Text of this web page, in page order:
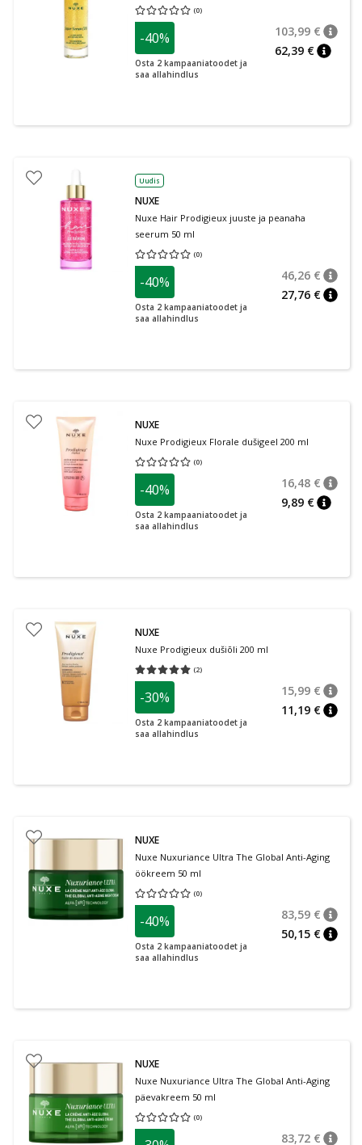
(0)
Keskmine hinnang 0.00
-40%
Osta 2 kampaaniatoodet ja
saa allahindlus
103,99 €
62,39 €
Uudis
NUXE
Nuxe Hair Prodigieux juuste ja peanaha
seerum 50 ml
(0)
Keskmine hinnang 0.00
-40%
Osta 2 kampaaniatoodet ja
saa allahindlus
46,26 €
27,76 €
NUXE
Nuxe Prodigieux Florale dušigeel 200 ml
(0)
Keskmine hinnang 0.00
-40%
Osta 2 kampaaniatoodet ja
saa allahindlus
16,48 €
9,89 €
NUXE
Nuxe Prodigieux dušiõli 200 ml
(2)
Keskmine hinnang 5.00
-30%
Osta 2 kampaaniatoodet ja
saa allahindlus
15,99 €
11,19 €
NUXE
Nuxe Nuxuriance Ultra The Global Anti-Aging
öökreem 50 ml
(0)
Keskmine hinnang 0.00
-40%
Osta 2 kampaaniatoodet ja
saa allahindlus
83,59 €
50,15 €
NUXE
Nuxe Nuxuriance Ultra The Global Anti-Aging
päevakreem 50 ml
(0)
Keskmine hinnang 0.00
83,72 €